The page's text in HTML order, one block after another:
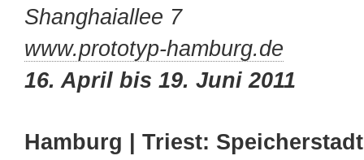
Shanghaiallee 7
www.prototyp-hamburg.de
16. April bis 19. Juni 2011
Hamburg | Triest: